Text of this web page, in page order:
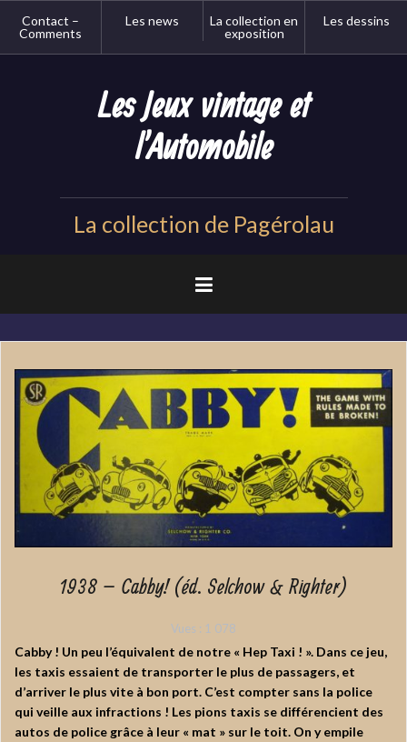
Contact –
Comments
Les news
La collection en
exposition
Les dessins
Les Jeux vintage et
l'Automobile
La collection de Pagérolau
1938 – Cabby! (éd. Selchow & Righter)
Vues : 1 078
Cabby ! Un peu l’équivalent de notre « Hep Taxi ! ». Dans ce jeu,
les taxis essaient de transporter le plus de passagers, et
d’arriver le plus vite à bon port. C’est compter sans la police
qui veille aux infractions ! Les pions taxis se différencient des
autos de police grâce à leur « mat » sur le toit. On y empile